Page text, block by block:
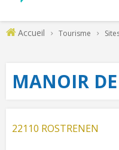
Accueil Tourisme
MANOIR
22110 ROSTRENEN